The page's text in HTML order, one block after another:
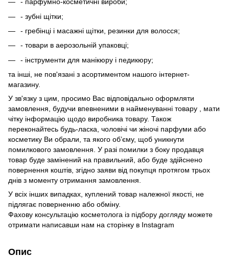
- зубні щітки;
- гребінці і масажні щітки, резинки для волосся;
- товари в аерозольній упаковці;
- інструменти для манікюру і педикюру;
та інші, не пов'язані з асортиментом нашого інтернет-
магазину.
У зв'язку з цим, просимо Вас відповідально оформляти
замовлення, будучи впевненими в найменуванні товару , мати
чітку інформацію щодо виробника товару. Також
переконайтесь будь-ласка, чоловічі чи жіночі парфуми або
косметику Ви обрали, та якого об’єму, щоб уникнути
помилкового замовлення. У разі помилки з боку продавця
товар буде замінений на правильний, або буде здійснено
повернення коштів, згідно заяви від покупця протягом трьох
днів з моменту отримання замовлення.
У всіх інших випадках, куплений товар належної якості, не
підлягає поверненню або обміну.
Фахову консультацію косметолога із підбору догляду можете
отримати написавши нам на сторінку в Instagram
Опис